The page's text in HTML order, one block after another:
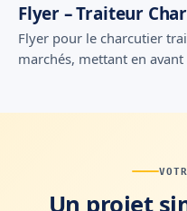
Flyer – Traiteur
Flyer pour le charcutier
marchés, mettant en
Un projet